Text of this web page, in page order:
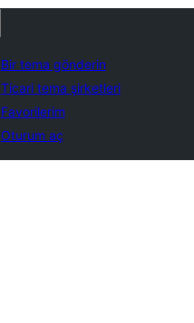
Bir tema gönderin
Ticari tema şirketleri
Favorilerim
Oturum aç